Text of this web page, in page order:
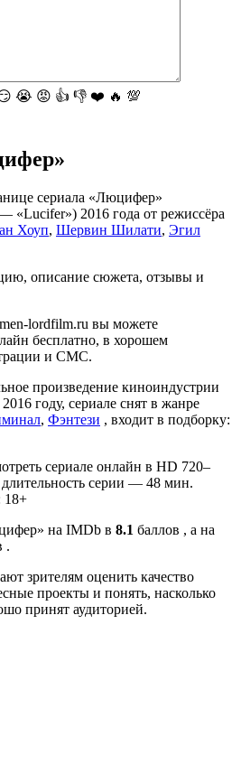
😭 😡 👍 👎 ❤️ 🔥 💯
сериала «Люцифер»
«Lucifer») 2016 года от режиссёра
Хоуп, Шервин Шилати, Эгил
описание сюжета, отзывы и
lordfilm.ru вы можете
бесплатно, в хорошем
и СМС.
произведение киноиндустрии
году, сериале снят в жанре
, Фэнтези , входит в подборку:
сериале онлайн в HD 720–
длительность серии — 48 мин.
18+
на IMDb в 8.1 баллов , а на
.
зрителям оценить качество
проекты и понять, насколько
принят аудиторией.